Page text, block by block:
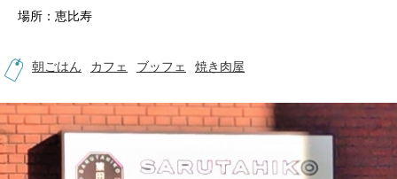
場所：恵比寿
朝ごはん カフェ ブッフェ 焼き肉屋